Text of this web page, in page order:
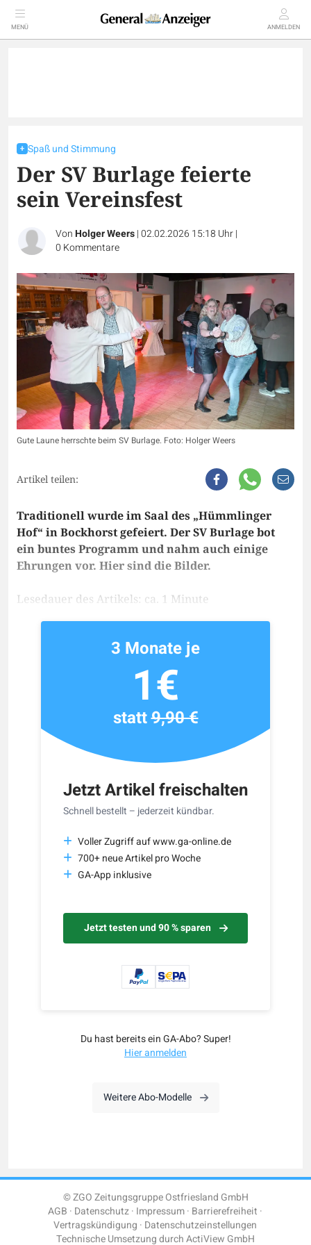
MENÜ ANMELDEN
Spaß und Stimmung
Der SV Burlage feierte
sein Vereinsfest
VonHolger Weers|02.02.2026 15:18 Uhr|
0 Kommentare
Gute Laune herrschte beim SV Burlage. Foto: Holger Weers
Artikel teilen:
Traditionell wurde im Saal des „Hümmlinger
Hof“ in Bockhorst gefeiert. Der SV Burlage bot
ein buntes Programm und nahm auch einige
Ehrungen vor. Hier sind die Bilder.
Lesedauer des Artikels: ca. 1 Minute
Jetzt Artikel freischalten
Schnell bestellt – jederzeit kündbar.
Voller Zugriff auf www.ga-online.de
700+ neue Artikel pro Woche
GA-App inklusive
Jetzt testen und 90 % sparen
3 Monate je
1€
statt9,90 €
Du hast bereits ein GA-Abo? Super!
Hier anmelden
Weitere Abo-Modelle
© ZGO Zeitungsgruppe Ostfriesland GmbH
AGB Datenschutz Impressum Barrierefreiheit
Vertragskündigung Datenschutzeinstellungen
Technische Umsetzung durchActiView GmbH